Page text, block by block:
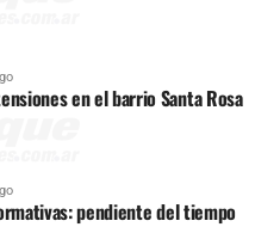
en el barrio Santa Rosa
pendiente del tiempo